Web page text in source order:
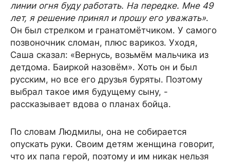
линии огня буду работать. На передке. Мне 49
лет, я решение принял и прошу его уважать».
Он был стрелком и гранатомётчиком. У самого
позвоночник сломан, плюс варикоз. Уходя,
Саша сказал: «Вернусь, возьмём мальчика из
детдома. Баиркой назовём». Хоть он и был
русским, но все его друзья буряты. Поэтому
выбрал такое имя будущему сыну, -
рассказывает вдова о планах бойца.
По словам Людмилы, она не собирается
опускать руки. Своим детям женщина говорит,
что их папа герой, поэтому и им никак нельзя